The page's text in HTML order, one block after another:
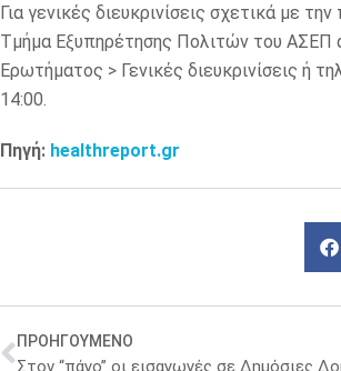
Για γενικές διευκρινίσεις σχετικά με
Τμήμα Εξυπηρέτησης Πολιτών του ΑΣΕΠ
Ερωτήματος > Γενικές διευκρινίσεις ή
14:00.
Πηγή: healthreport.gr
ΠΡΟΗΓΟΥΜΕΝΟ